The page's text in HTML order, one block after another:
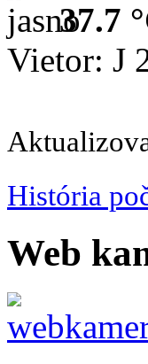
37.7
Vietor: J
História
Web